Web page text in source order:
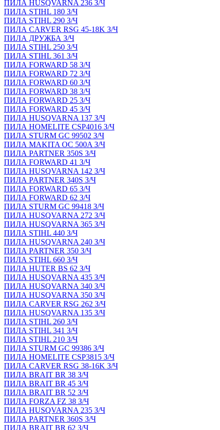
ПИЛА HUSQVARNA 236 З/Ч
ПИЛА STIHL 180 З/Ч
ПИЛА STIHL 290 З/Ч
ПИЛА CARVER RSG 45-18K З/Ч
ПИЛА ДРУЖБА З/Ч
ПИЛА STIHL 250 З/Ч
ПИЛА STIHL 361 З/Ч
ПИЛА FORWARD 58 З/Ч
ПИЛА FORWARD 72 З/Ч
ПИЛА FORWARD 60 З/Ч
ПИЛА FORWARD 38 З/Ч
ПИЛА FORWARD 25 З/Ч
ПИЛА FORWARD 45 З/Ч
ПИЛА HUSQVARNA 137 З/Ч
ПИЛА HOMELITE CSP4016 З/Ч
ПИЛА STURM GC 99502 З/Ч
ПИЛА MAKITA OC 500A З/Ч
ПИЛА PARTNER 350S З/Ч
ПИЛА FORWARD 41 З/Ч
ПИЛА HUSQVARNA 142 З/Ч
ПИЛА PARTNER 340S З/Ч
ПИЛА FORWARD 65 З/Ч
ПИЛА FORWARD 62 З/Ч
ПИЛА STURM GC 99418 З/Ч
ПИЛА HUSQVARNA 272 З/Ч
ПИЛА HUSQVARNA 365 З/Ч
ПИЛА STIHL 440 З/Ч
ПИЛА HUSQVARNA 240 З/Ч
ПИЛА PARTNER 350 З/Ч
ПИЛА STIHL 660 З/Ч
ПИЛА HUTER BS 62 З/Ч
ПИЛА HUSQVARNA 435 З/Ч
ПИЛА HUSQVARNA 340 З/Ч
ПИЛА HUSQVARNA 350 З/Ч
ПИЛА CARVER RSG 262 З/Ч
ПИЛА HUSQVARNA 135 З/Ч
ПИЛА STIHL 260 З/Ч
ПИЛА STIHL 341 З/Ч
ПИЛА STIHL 210 З/Ч
ПИЛА STURM GC 99386 З/Ч
ПИЛА HOMELITE CSP3815 З/Ч
ПИЛА CARVER RSG 38-16K З/Ч
ПИЛА BRAIT BR 38 З/Ч
ПИЛА BRAIT BR 45 З/Ч
ПИЛА BRAIT BR 52 З/Ч
ПИЛА FORZA FZ 38 З/Ч
ПИЛА HUSQVARNA 235 З/Ч
ПИЛА PARTNER 360S З/Ч
ПИЛА BRAIT BR 62 З/Ч